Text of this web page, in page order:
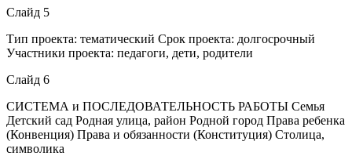
Слайд 5
Тип проекта: тематический Срок проекта: долгосрочный
Участники проекта: педагоги, дети, родители
Слайд 6
СИСТЕМА и ПОСЛЕДОВАТЕЛЬНОСТЬ РАБОТЫ Семья
Детский сад Родная улица, район Родной город Права ребенка
(Конвенция) Права и обязанности (Конституция) Столица,
символика